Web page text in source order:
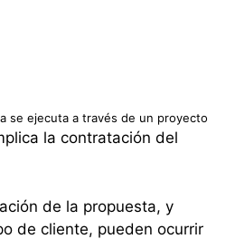
se ejecuta a través de un proyecto
la contratación del
de la propuesta, y
de cliente, pueden ocurrir